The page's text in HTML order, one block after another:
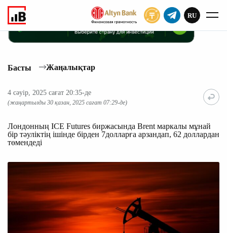
ЖАЗЫЛУ
RU
Басты Жаңалықтар
4 сәуір, 2025 сағат 20:35-де
(жаңартылды 30 қазан, 2025 сағат 07:29-де)
Лондонның ICE Futures биржасында Brent маркалы мұнай
бір тәуліктің ішінде бірден 7долларға арзандап, 62 доллардан
төмендеді